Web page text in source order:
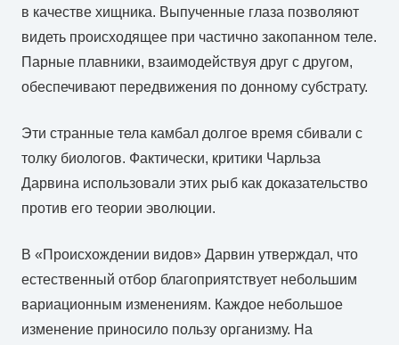
в качестве хищника. Выпученные глаза позволяют
видеть происходящее при частично закопанном теле.
Парные плавники, взаимодействуя друг с другом,
обеспечивают передвижения по донному субстрату.
Эти странные тела камбал долгое время сбивали с
толку биологов. Фактически, критики Чарльза
Дарвина использовали этих рыб как доказательство
против его теории эволюции.
В «Происхождении видов» Дарвин утверждал, что
естественный отбор благоприятствует небольшим
вариационным изменениям. Каждое небольшое
изменение приносило пользу организму. На